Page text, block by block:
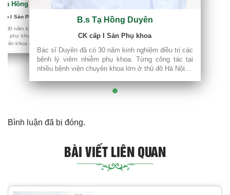
trị các
Hà Nội...
Tạ Hồng Duyên
I Sản Phụ khoa
30 năm kinh nghiệm điều trị các
phụ khoa. Từng công tác tại
khoa lớn ở thủ đô Hà Nội...
B.s Tạ Hồng Duyên
CK cấp I Sản Phụ khoa
Bác sĩ Duyên đã có 30 năm kinh nghiệm điều trị các
bệnh lý viêm nhiễm phụ khoa. Từng công tác tại
nhiều bệnh viện chuyên khoa lớn ở thủ đô Hà Nội...
Bình luận đã bị đóng.
BÀI VIẾT LIÊN QUAN